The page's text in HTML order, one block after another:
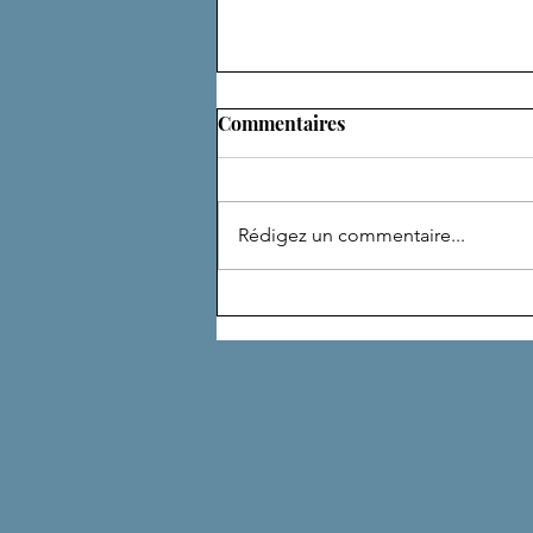
ADEPTE
Commentaires
Rédigez un commentaire...